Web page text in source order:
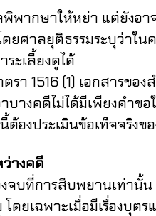
ษาให้หย่า แต่ยังอาจ
ยศาลยุติธรรมระบุว่า
ะเลี้ยงดูได้
(1) เอกสารของ
บางคดีไม่ได้มีเพียงคำ
องประเมินข้อเท็จจริง
างคดี
ที่การสืบพยานเท่านั้น
ยเฉพาะเมื่อมีเรื่องบุต